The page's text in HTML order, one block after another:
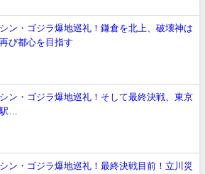
シン・ゴジラ爆地巡礼！鎌倉を北上、破壊神は
再び都心を目指す
シン・ゴジラ爆地巡礼！そして最終決戦、東京
駅…
シン・ゴジラ爆地巡礼！最終決戦目前！立川災